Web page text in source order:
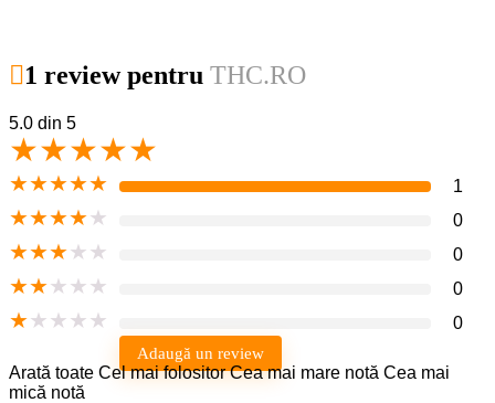
1 review pentru THC.RO
5.0 din 5
★★★★★
★★★★★ 1
★★★★★ 0
★★★★★ 0
★★★★★ 0
★★★★★ 0
Adaugă un review
Arată toate Cel mai folositor Cea mai mare notă Cea mai
mică notă